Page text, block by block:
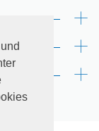
+
+
+